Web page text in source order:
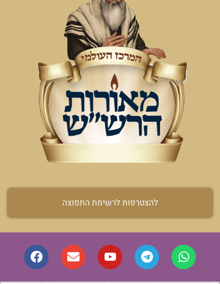
להצטרפות לרשימת התפוצה